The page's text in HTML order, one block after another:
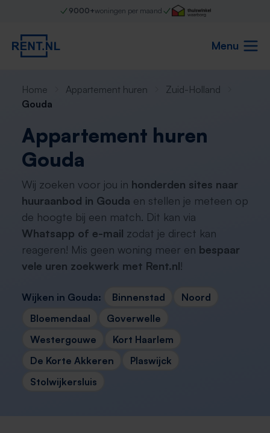
9000+woningen per maand
Menu
Home Appartement huren
Zuid-Holland
Gouda
Appartement huren
Gouda
Wij zoeken voor jou in honderden sites naar
huuraanbod in Gouda en stellen je meteen op
de hoogte bij een match. Dit kan via
Whatsapp of e-mail zodat je direct kan
reageren! Mis geen woning meer en bespaar
vele uren zoekwerk met Rent.nl!
Wijken in Gouda: Binnenstad
Noord
Bloemendaal
Goverwelle
Westergouwe
Kort Haarlem
De Korte Akkeren
Plaswijck
Stolwijkersluis